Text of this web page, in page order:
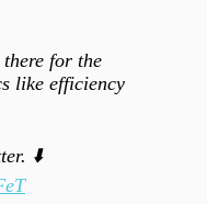
for the
like efficiency
⬇️